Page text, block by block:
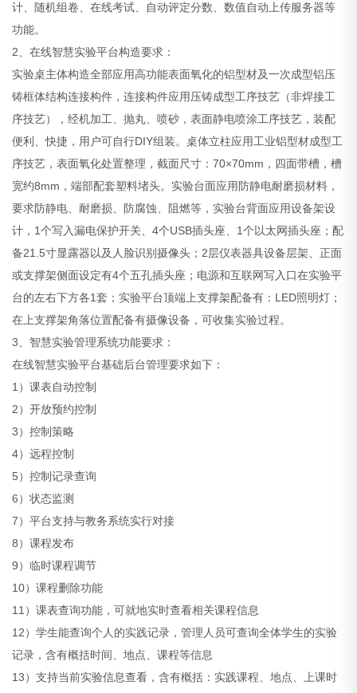
计、随机组卷、在线考试、自动评定分数、数值自动上传服务器等
功能。
2、在线智慧实验平台构造要求：
实验桌主体构造全部应用高功能表面氧化的铝型材及一次成型铝压
铸框体结构连接构件，连接构件应用压铸成型工序技艺（非焊接工
序技艺），经机加工、抛丸、喷砂，表面静电喷涂工序技艺，装配
便利、快捷，用户可自行DIY组装。桌体立柱应用工业铝型材成型工
序技艺，表面氧化处置整理，截面尺寸：70×70mm，四面带槽，槽
宽约8mm，端部配套塑料堵头。实验台面应用防静电耐磨损材料，
要求防静电、耐磨损、防腐蚀、阻燃等，实验台背面应用设备架设
计，1个写入漏电保护开关、4个USB插头座、1个以太网插头座；配
备21.5寸显露器以及人脸识别摄像头；2层仪表器具设备层架、正面
或支撑架侧面设定有4个五孔插头座；电源和互联网写入口在实验平
台的左右下方各1套；实验平台顶端上支撑架配备有：LED照明灯；
在上支撑架角落位置配备有摄像设备，可收集实验过程。
3、智慧实验管理系统功能要求：
在线智慧实验平台基础后台管理要求如下：
1）课表自动控制
2）开放预约控制
3）控制策略
4）远程控制
5）控制记录查询
6）状态监测
7）平台支持与教务系统实行对接
8）课程发布
9）临时课程调节
10）课程删除功能
11）课表查询功能，可就地实时查看相关课程信息
12）学生能查询个人的实践记录，管理人员可查询全体学生的实验
记录，含有概括时间、地点、课程等信息
13）支持当前实验信息查看，含有概括：实践课程、地点、上课时